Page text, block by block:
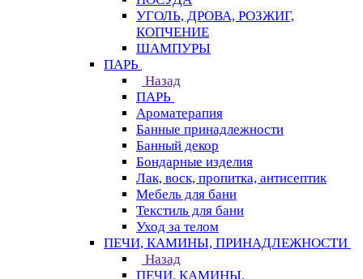
УГОЛЬ, ДРОВА, РОЗЖИГ,
КОПЧЕНИЕ
ШАМПУРЫ
ПАРЬ
Назад
ПАРЬ
Ароматерапия
Банные принадлежности
Банный декор
Бондарные изделия
Лак, воск, пропитка, антисептик
Мебель для бани
Текстиль для бани
Уход за телом
ПЕЧИ, КАМИНЫ, ПРИНАДЛЕЖНОСТИ
Назад
ПЕЧИ, КАМИНЫ,